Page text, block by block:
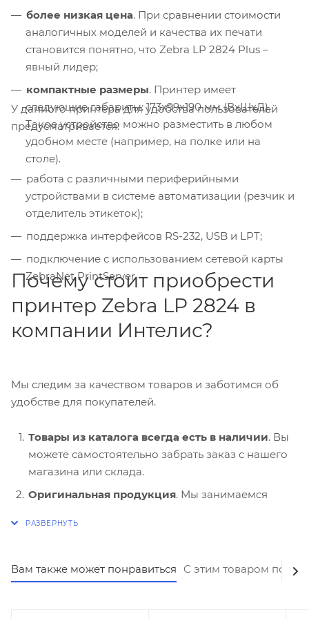
более низкая цена. При сравнении стоимости
аналогичных моделей и качества их печати
становится понятно, что Zebra LP 2824 Plus –
явный лидер;
компактные размеры. Принтер имеет
следующие габариты: 173х99х190 мм (ВхШхД).
Такое устройство можно разместить в любом
удобном месте (например, на полке или на
столе).
У данного принтера для удобства пользователей
предусматривается:
работа с различными периферийными
устройствами в системе автоматизации (резчик и
отделитель этикеток);
поддержка интерфейсов RS-232, USB и LPT;
подключение с использованием сетевой карты
ZebraNet PrintServer.
Почему стоит приобрести
принтер Zebra LP 2824 в
компании Интелис?
Мы следим за качеством товаров и заботимся об
удобстве для покупателей.
Товары из каталога всегда есть в наличии. Вы
можете самостоятельно забрать заказ с нашего
магазина или склада.
Оригинальная продукция. Мы занимаемся
которые официально реализуются на
лет поддерживает партнерские отношения с
надежными производителями.
Вам также может понравиться С этим товаром